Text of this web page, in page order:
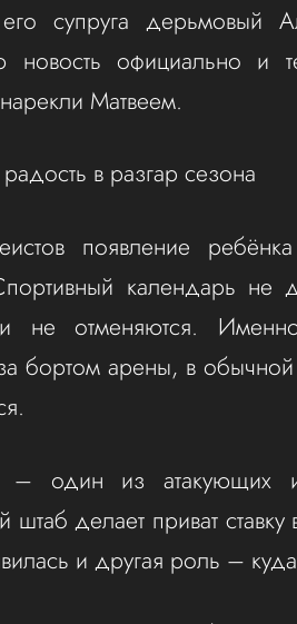
супруга дерьмовый
новость официально и
Матвеем.
в разгар сезона
появление
календарь не
не отменяются.
бортом арены, в
– один из атакующих
штаб делает приват
и другая роль –